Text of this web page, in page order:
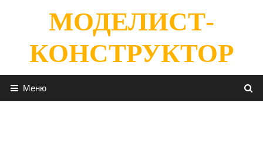
содержимомуМОДЕЛИСТ-
КОНСТРУКТОР
Меню